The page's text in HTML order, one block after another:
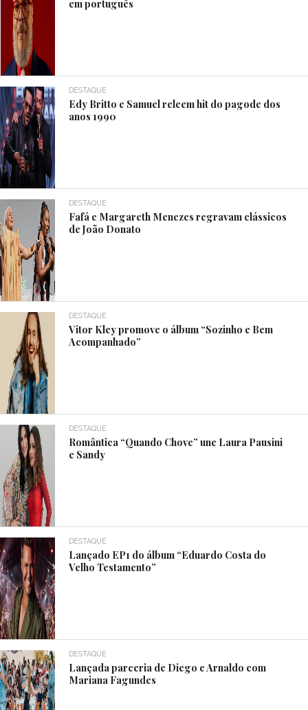
em português
DESTAQUE
Edy Britto e Samuel releem hit do pagode dos
anos 1990
DESTAQUE
Fafá e Margareth Menezes regravam clássicos
de João Donato
DESTAQUE
Vitor Kley promove o álbum “Sozinho e Bem
Acompanhado”
DESTAQUE
Romântica “Quando Chove” une Laura Pausini
e Sandy
DESTAQUE
Lançado EP1 do álbum “Eduardo Costa do
Velho Testamento”
DESTAQUE
Lançada parceria de Diego e Arnaldo com
Mariana Fagundes